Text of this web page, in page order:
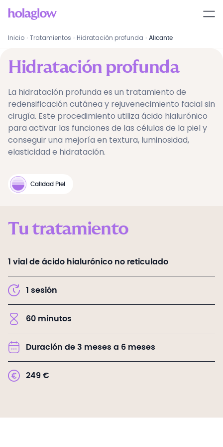
Hidratación profunda en Alicante
Inicio › Tratamientos › Hidratación profunda › Alicante
Hidratación profunda
La hidratación profunda es un tratamiento de
redensificación cutánea y rejuvenecimiento facial sin
cirugía. Este procedimiento utiliza ácido hialurónico
para activar las funciones de las células de la piel y
conseguir una mejoría en textura, luminosidad,
elasticidad e hidratación.
Calidad Piel
Tu tratamiento
1 vial de ácido hialurónico no reticulado
1 sesión
60 minutos
Duración de 3 meses a 6 meses
249 €